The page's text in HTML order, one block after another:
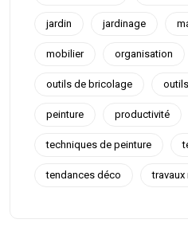
jardin jardinage
mobilier organisation
outils de bricolage
peinture productivité
techniques de peinture
tendances déco travaux